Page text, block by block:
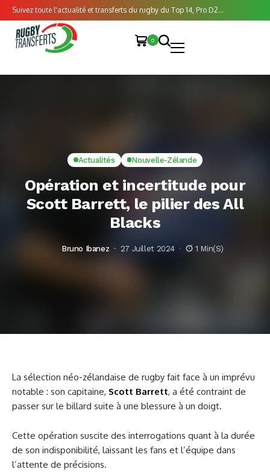
Suivez toute l'actualité et transferts du rugby du Top 14, Pro D2...
0
Actualités Nouvelle-Zélande
Opération et incertitude pour
Scott Barrett, le pilier des All
Blacks
Bruno Ibanez 27 Juillet 2024 1 Min(s)
La sélection néo-zélandaise de rugby fait face à un imprévu
notable : son capitaine, Scott Barrett, a été contraint de
passer sur le billard suite à une blessure à un doigt.
Cette opération suscite des interrogations quant à la durée
de son indisponibilité, laissant les fans et l’équipe dans
l’attente de précisions.